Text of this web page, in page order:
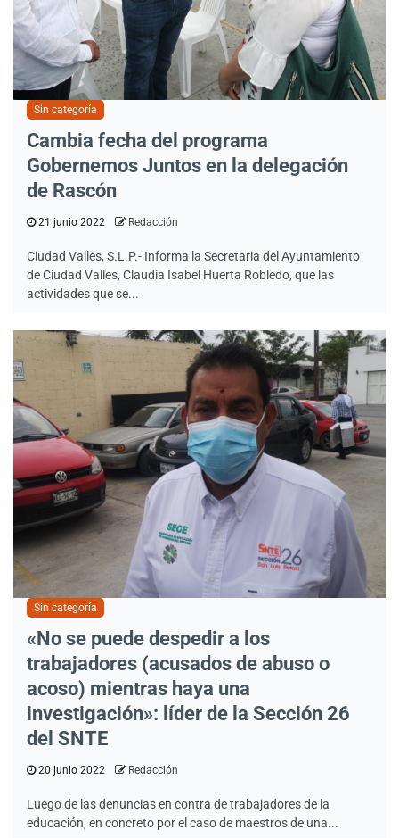
Sin categoría
Cambia fecha del programa
Gobernemos Juntos en la delegación
de Rascón
21 junio 2022 Redacción
Ciudad Valles, S.L.P.- Informa la Secretaria del Ayuntamiento
de Ciudad Valles, Claudia Isabel Huerta Robledo, que las
actividades que se...
Sin categoría
«No se puede despedir a los
trabajadores (acusados de abuso o
acoso) mientras haya una
investigación»: líder de la Sección 26
del SNTE
20 junio 2022 Redacción
Luego de las denuncias en contra de trabajadores de la
educación, en concreto por el caso de maestros de una...